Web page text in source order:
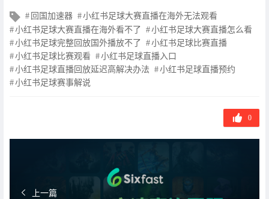
文
章
标
签
回国加速器
小红书足球大赛直播在海外无法观看
小红书足球大赛直播在海外看不了
小红书足球大赛直播怎么看
小红书足球完整回放国外播放不了
小红书足球比赛直播
小红书足球比赛观看
小红书足球直播入口
小红书足球直播回放延迟高解决办法
小红书足球直播预约
小红书足球赛事解说
0
上一篇